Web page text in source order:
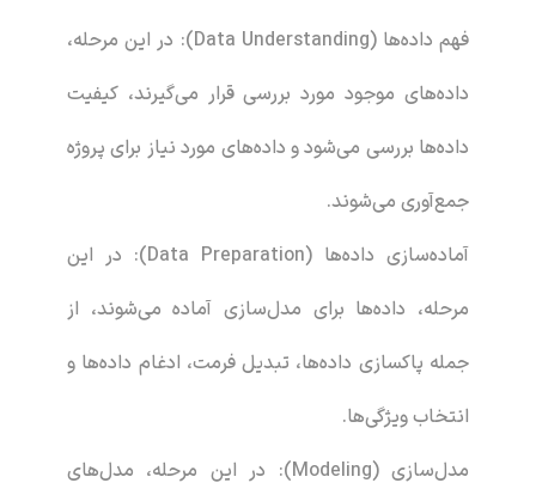
فهم داده‌ها (Data Understanding): در این مرحله،
داده‌های موجود مورد بررسی قرار می‌گیرند، کیفیت
داده‌ها بررسی می‌شود و داده‌های مورد نیاز برای پروژه
جمع‌آوری می‌شوند.
آماده‌سازی داده‌ها (Data Preparation): در این
مرحله، داده‌ها برای مدل‌سازی آماده می‌شوند، از
جمله پاکسازی داده‌ها، تبدیل فرمت، ادغام داده‌ها و
انتخاب ویژگی‌ها.
مدل‌سازی (Modeling): در این مرحله، مدل‌های